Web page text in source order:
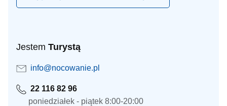
Jestem Turystą
info@nocowanie.pl
22 116 82 96
poniedziałek - piątek 8:00-20:00